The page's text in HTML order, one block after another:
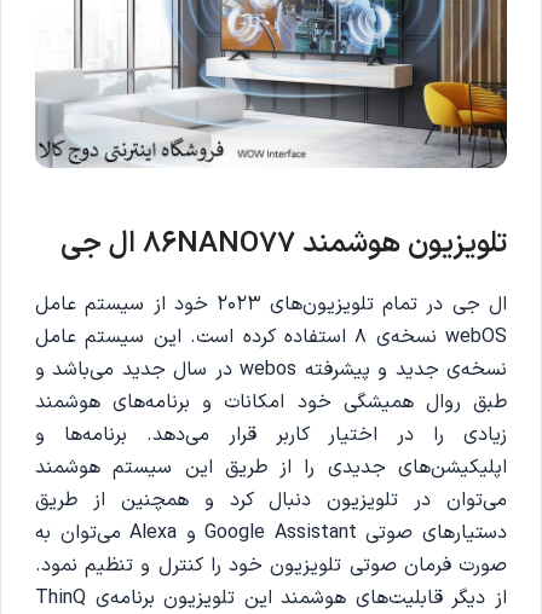
تلویزیون هوشمند 86NANO77 ال جی
ال جی در تمام تلویزیون‌های 2023 خود از سیستم عامل
webOS نسخه‌ی 8 استفاده کرده است. این سیستم عامل
نسخه‌ی جدید و پیشرفته webos در سال جدید می‌باشد و
طبق روال همیشگی خود امکانات و برنامه‌های هوشمند
زیادی را در اختیار کاربر قرار می‌دهد. برنامه‌ها و
اپلیکیشن‌های جدیدی را از طریق این سیستم هوشمند
می‌توان در تلویزیون دنبال کرد و همچنین از طریق
دستیار‌های صوتی Google Assistant و Alexa می‌توان به
صورت فرمان صوتی تلویزیون خود را کنترل و تنظیم نمود.
از دیگر قابلیت‌های هوشمند این تلویزیون برنامه‌‌ی ThinQ